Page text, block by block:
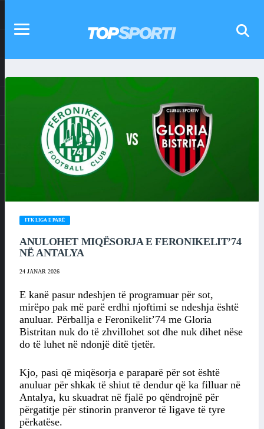
FFK LIGA E PARË
ANULOHET MIQËSORJA E FERONIKELIT’74
NË ANTALYA
24 JANAR 2026
E kanë pasur ndeshjen të programuar për sot,
mirëpo pak më parë erdhi njoftimi se ndeshja është
anuluar. Përballja e Feronikelit’74 me Gloria
Bistritan nuk do të zhvillohet sot dhe nuk dihet nëse
do të luhet në ndonjë ditë tjetër.
Kjo, pasi që miqësorja e paraparë për sot është
anuluar për shkak të shiut të dendur që ka filluar në
Antalya, ku skuadrat në fjalë po qëndrojnë për
përgatitje për stinorin pranveror të ligave të tyre
përkatëse.